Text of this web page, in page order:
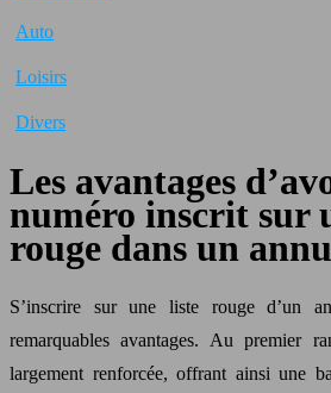
Auto
Loisirs
Divers
Les avantages
numéro inscrit sur
rouge dans un
S’inscrire sur une liste rouge d’un
remarquables avantages. Au premier
largement renforcée, offrant ainsi une